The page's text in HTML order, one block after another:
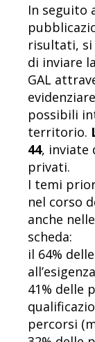
In seguito
risultati, si
di inviare
GAL
possibili
territorio.
44, inviate
privati.
I temi
nel corso
anche
scheda:
il 64%
41% delle
percorsi